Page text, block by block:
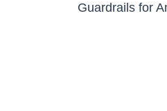
Guardrails for